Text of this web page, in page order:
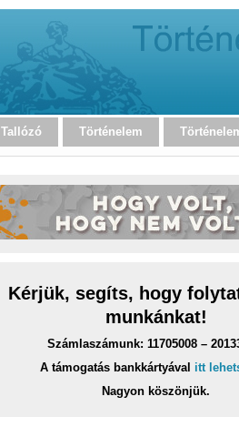
Tallózó Történelem
Kérjük, segíts, hogy
munkánkat!
Számlaszámunk: 11705008 –
A támogatás bankkártyával itt
Nagyon köszönjük.